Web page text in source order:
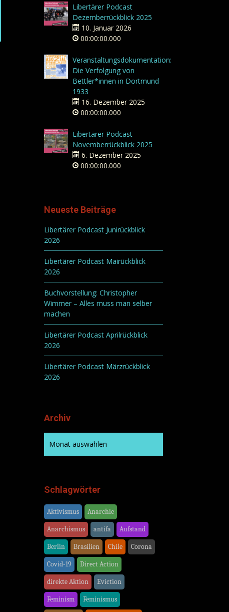
Libertärer Podcast
Dezemberrückblick 2025
10. Januar 2026
00:00:00.000
Veranstaltungsdokumentation:
Die Verfolgung von
Bettler*innen in Dortmund
1933
16. Dezember 2025
00:00:00.000
Libertärer Podcast
Novemberrückblick 2025
6. Dezember 2025
00:00:00.000
Neueste Beiträge
Libertärer Podcast Junirückblick
2026
Libertärer Podcast Mairückblick
2026
Buchvorstellung: Christopher
Wimmer – Alles muss man selber
machen
Libertärer Podcast Aprilrückblick
2026
Libertärer Podcast Märzrückblick
2026
Archiv
Schlagwörter
Aktivismus Anarchie
Anarchismus antifa Aufstand
Berlin Brasilien Chile Corona
Covid-19 Direct Action
direkte Aktion Eviction
Feminism Feminismus